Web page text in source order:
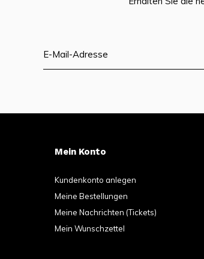
Mein Konto
Kundenkonto anlegen
Meine Bestellungen
Meine Nachrichten (Tickets)
Mein Wunschzettel